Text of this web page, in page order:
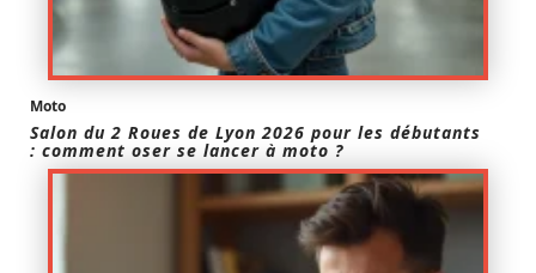
Moto
Salon du 2 Roues de Lyon 2026 pour les débutants
: comment oser se lancer à moto ?